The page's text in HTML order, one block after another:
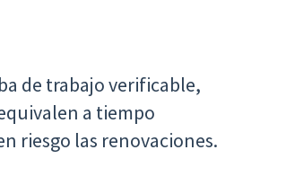
de trabajo verificable,
a tiempo
riesgo las renovaciones.